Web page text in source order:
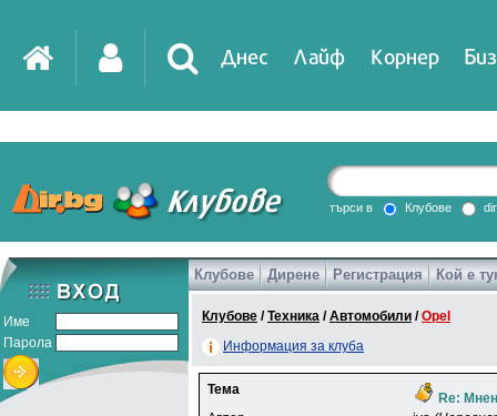
Днес Лайф Корнер
DirTV Impressio
Games
търси в Клубове
Име
Парола
Клубове Дирене Регистрация Кой е
Клубове /Техника /Автомобили /Opel
Информация за клуба
Тема
Re: